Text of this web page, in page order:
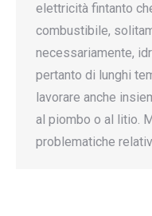
elettricità fintanto
combustibile,
necessariamente,
pertanto di lunghi
lavorare anche
al piombo o al litio.
problematiche